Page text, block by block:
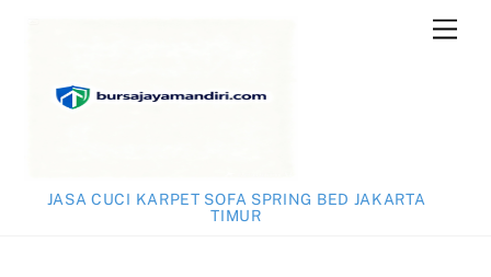
JASA CUCI KARPET SOFA SPRING BED JAKARTA
TIMUR